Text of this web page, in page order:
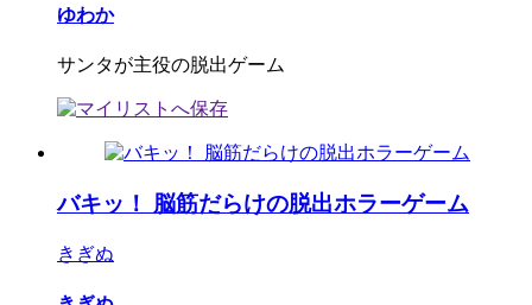
ゆわか
サンタが主役の脱出ゲーム
バキッ！ 脳筋だらけの脱出ホラーゲーム
きぎぬ